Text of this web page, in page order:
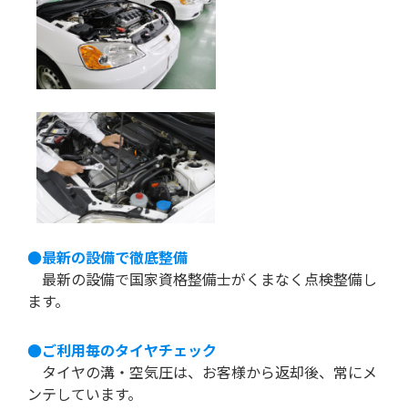
●最新の設備で徹底整備
最新の設備で国家資格整備士がくまなく点検整備し
ます。
●ご利用毎のタイヤチェック
タイヤの溝・空気圧は、お客様から返却後、常にメ
ンテしています。